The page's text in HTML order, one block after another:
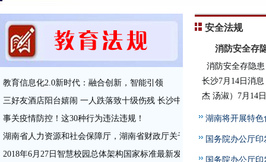
教育信息化2.0新时代：融合创新，智能引领
三好友酒店阳台嬉闹 一人跌落致十级伤残 长沙中院：涉事三人按过错
事关疫情防控！这30种行为违法违规！
湖南省人力资源和社会保障厅，湖南省财政厅关于发布《湖南省职业技
2018年6月27日智慧校园总体架构国家标准最新发布了一张图读懂《智
安全法规
消防安全存
消防安全存隐
长沙7月14日消
杰 汤淑）7月14
湖南将开展特
国务院办公厅
控体系建设的意
国务院办公厅